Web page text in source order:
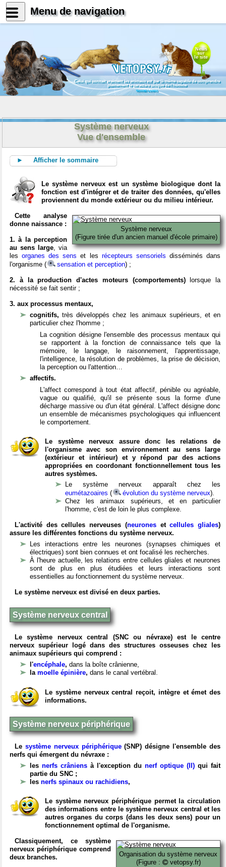
News
sur
le site
Celui qui connait vraiment les animaux est par là même capable de comprendre
pleinement le caractère unique de l'homme
Konrad Lorenz
Système nerveux
Vue d'ensemble
► Afficher le sommaire
Le système nerveux est un système biologique dont la
fonction est d'intégrer et de traiter des données, qu'elles
proviennent du monde extérieur ou du milieu intérieur.
Système nerveux
(Figure tirée d'un ancien manuel d'école primaire)
Cette analyse
donne naissance :
1. à la perception
au sens large, via
lesorganes des sens et les récepteurs sensoriels disséminés dans
l'organisme (
sensation et perception) ;
2. à la production d'actes moteurs (comportements)lorsque la
nécessité se fait sentir ;
3. aux processus mentaux,
cognitifs,très développés chez les animaux supérieurs, et en
particulier chez l'homme ;
La cognition désigne l'ensemble des processus mentaux qui
se rapportent à la fonction de connaissance tels que la
mémoire, le langage, le raisonnement, l'apprentissage,
l'intelligence, la résolution de problèmes, la prise de décision,
la perception ou l'attention…
affectifs.
L'affect correspond à tout état affectif, pénible ou agréable,
vague ou qualifié, qu'il se présente sous la forme d'une
décharge massive ou d'un état général. L'affect désigne donc
un ensemble de mécanismes psychologiques qui influencent
le comportement.
Le système nerveux assure donc les relations de
l'organisme avec son environnement au sens large
(extérieur et intérieur) et y répond par des actions
appropriées en coordonant fonctionnellement tous les
autres systèmes.
Le système nerveux apparaît chez les
eumétazoaires ( évolution du système nerveux).
Chez les animaux supérieurs, et en particulier
l'homme, c'est de loin le plus complexe.
L'activité des cellules nerveuses (neuronesetcellules gliales)
assure les différentes fonctions du système nerveux.
Les interactions entre les neurones (synapses chimiques et
électriques) sont bien connues et ont focalisé les recherches.
À l'heure actuelle, les relations entre cellules gliales et neurones
sont de plus en plus étudiées et leurs interactions sont
essentielles au fonctionnement du système nerveux.
Le système nerveux est divisé en deux parties.
Système nerveux central
Le système nerveux central (SNC ou névraxe) est le centre
nerveux supérieur logé dans des structures osseuses chez les
animaux supérieurs qui comprend :
l'encéphale, dans la boîte crânienne,
la moelle épinière, dans le canal vertébral.
Le système nerveux central reçoit, intègre et émet des
informations.
Système nerveux périphérique
Le système nerveux périphérique(SNP) désigne l'ensemble des
nerfs qui émergent du névraxe :
les nerfs crâniens à l'exception du nerf optique (II) qui fait
partie du SNC ;
les nerfs spinaux ou rachidiens,
Le système nerveux périphérique permet la circulation
des informations entre le système nerveux central et les
autres organes du corps (dans les deux sens) pour un
fonctionnement optimal de l'organisme.
Organisation du système nerveux
(Figure :
vetopsy.fr)
Classiquement, ce système
nerveux périphérique comprend
deux branches.
Menu de navigation